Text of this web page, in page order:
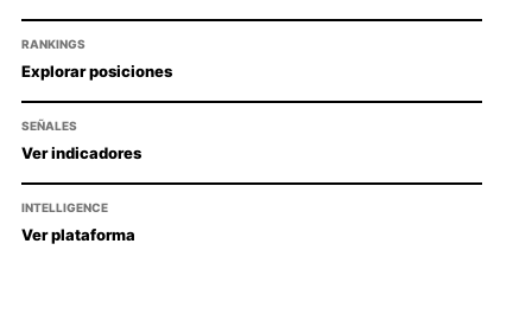
RANKINGS
Explorar posiciones
SEÑALES
Ver indicadores
INTELLIGENCE
Ver plataforma